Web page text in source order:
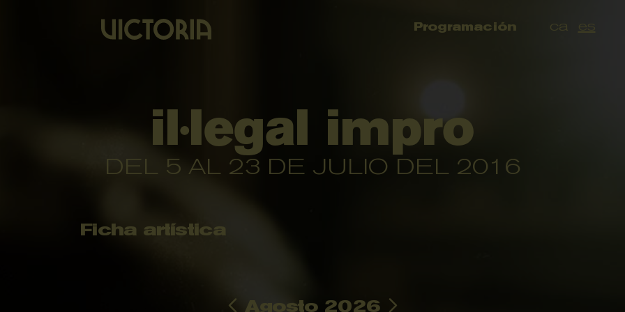
ca es
Programación
il·legal impro
DEL 5 AL 23 DE JULIO DEL 2016
Ficha artística
Agosto 2026